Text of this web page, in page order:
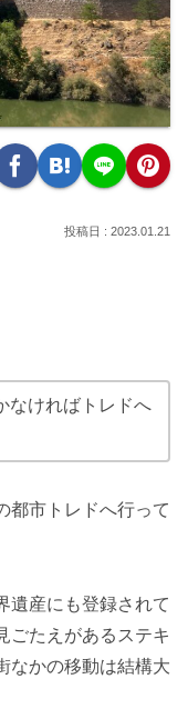
2023.01.21
なければトレドへ
都市トレドへ行って
遺産にも登録されて
ごたえがあるステキ
なかの移動は結構大